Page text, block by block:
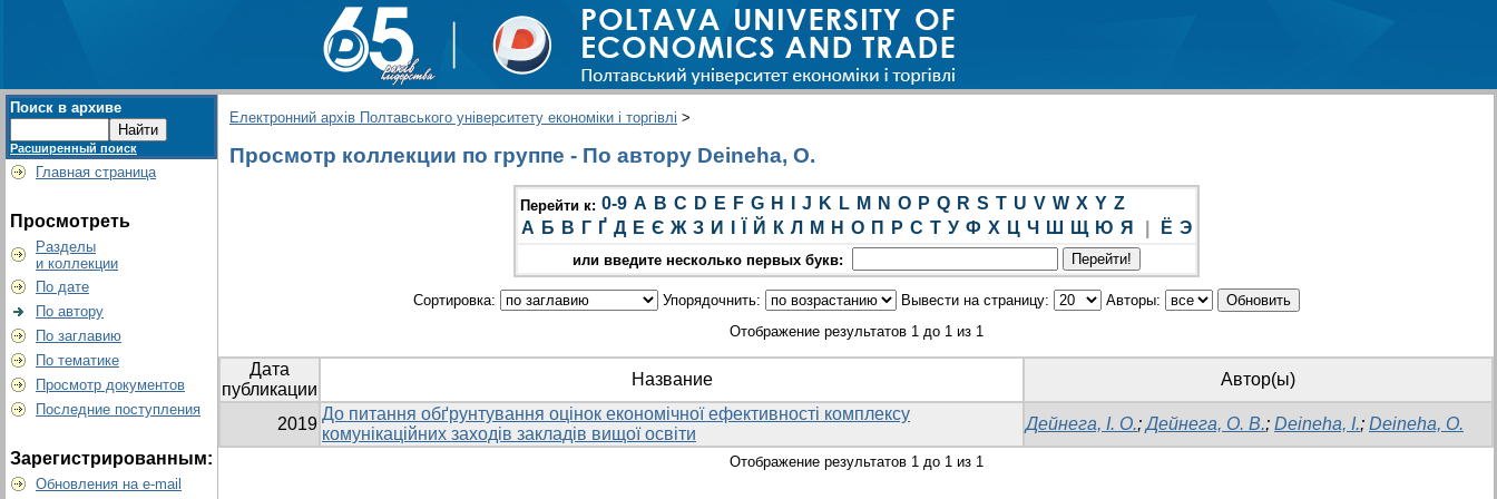
Поиск в архиве
Расширенный поиск
Главная страница
Просмотреть
Разделы
и коллекции
По дате
По автору
По заглавию
По тематике
Просмотр документов
Последние поступления
Зарегистрированным:
Обновления на e-mail
Електронний архів Полтавського університету економіки і торгівлі >
Просмотр коллекции по группе - По автору Deineha, O.
Перейти к: 0-9 A B C D E F G H J K L M N O P Q R S T U V W X Y Z
А Б В Г Ґ Д Е Є Ж З И Й К Л М Н О П Р С Т У Ф Х Ц Ч Ш Щ Ю Я Ё Э
или введите несколько первых букв:
Сортировка: Упорядочнить: Вывести на страницу:
Авторы:
Отображение результатов 1 до 1 из 1
Дата
публикации
Название Автор(ы)
2019
До питання обґрунтування оцінок економічної ефективності комплексу
комунікаційних заходів закладів вищої освіти
Дейнега, І. О.;Дейнега, О. В.; Deineha, I.; Deineha, O.
Отображение результатов 1 до 1 из 1